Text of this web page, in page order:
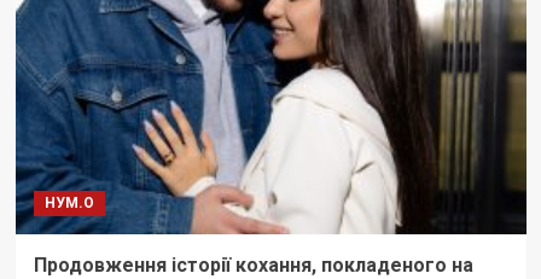
НУМ.О
Продовження історії кохання, покладеного на